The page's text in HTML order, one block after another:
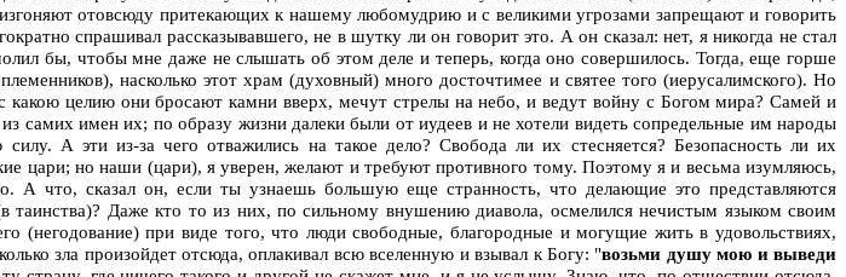
отовсюду притекающих к нашему любомудрию и с великими угрозами запрещают и говорить
спрашивал рассказывавшего, не в шутку ли он говорит это. А он сказал: нет, я никогда не стал
бы, чтобы мне даже не слышать об этом деле и теперь, когда оно совершилось. Тогда, еще горше
насколько этот храм (духовный) много досточтимее и святее того (иерусалимского). Но
какою целию они бросают камни вверх, мечут стрелы на небо, и ведут войну с Богом мира? Самей и
самих имен их; по образу жизни далеки были от иудеев и не хотели видеть сопредельные им народы
А эти из-за чего отважились на такое дело? Свобода ли их стесняется? Безопасность ли их
цари; но наши (цари), я уверен, желают и требуют противного тому. Поэтому я и весьма изумляюсь,
А что, сказал он, если ты узнаешь большую еще странность, что делающие это представляются
Даже кто то из них, по сильному внушению диавола, осмелился нечистым языком своим
(негодование) при виде того, что люди свободные, благородные и могущие жить в удовольствиях,
зла произойдет отсюда, оплакивал всю вселенную и взывал к Богу: "возьми душу мою и выведи